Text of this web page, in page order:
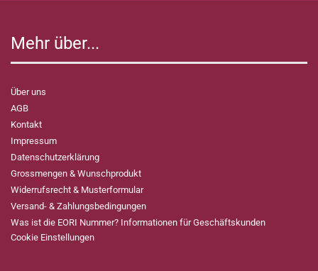
Mehr über...
Über uns
AGB
Kontakt
Impressum
Datenschutzerklärung
Grossmengen & Wunschprodukt
Widerrufsrecht & Musterformular
Versand- & Zahlungsbedingungen
Was ist die EORI Nummer? Informationen für Geschäftskunden
Cookie Einstellungen